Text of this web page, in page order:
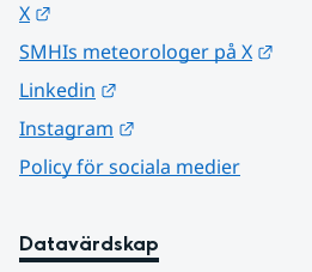
X
SMHIs meteorologer på X
Linkedin
Instagram
Policy för sociala medier
Datavärdskap